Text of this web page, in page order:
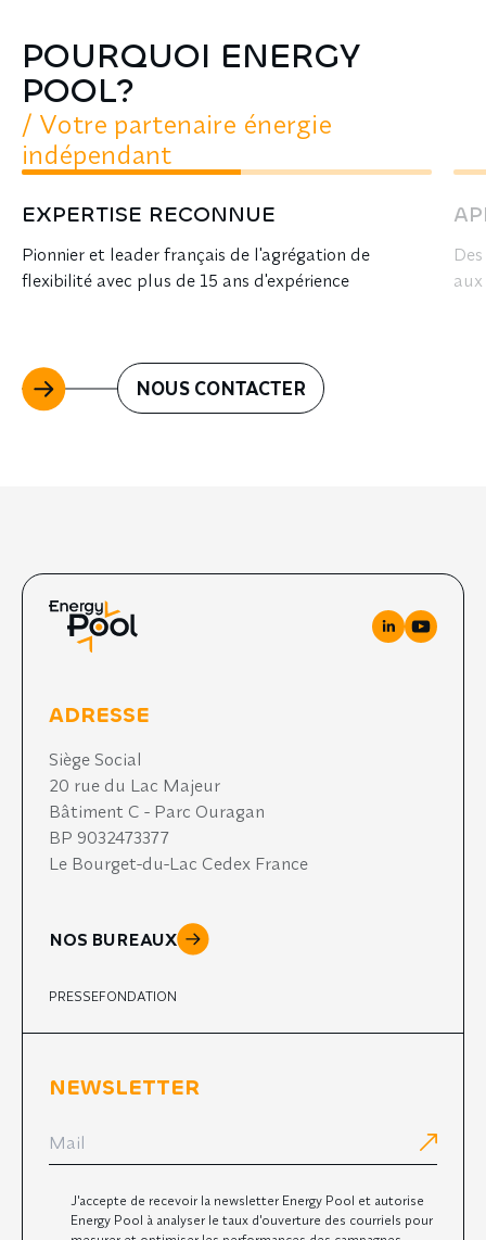
POURQUOI ENERGY
POOL?
/ Votre partenaire énergie
indépendant
EXPERTISE RECONNUE
Pionnier et leader français de l'agrégation de
flexibilité avec plus de 15 ans d'expérience
NOUS CONTACTER
ADRESSE
Siège Social
20 rue du Lac Majeur
Bâtiment C - Parc Ouragan
BP 9032473377
Le Bourget-du-Lac Cedex France
NOS BUREAUX
PRESSEFONDATION
NEWSLETTER
J'accepte de recevoir la newsletter Energy Pool et autorise
Energy Pool à analyser le taux d'ouverture des courriels pour